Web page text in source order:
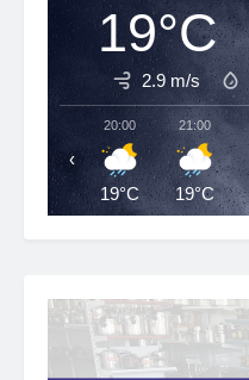
19°C
2.9 m/s
20:00
19°C
21:00
19°C
‹